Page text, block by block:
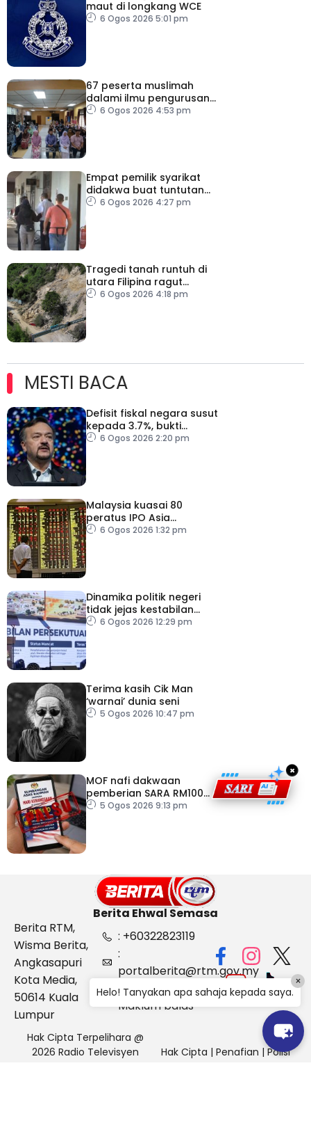
maut di longkang WCE
6 Ogos 2026 5:01 pm
67 peserta muslimah
dalami ilmu pengurusan
jenazah
6 Ogos 2026 4:53 pm
Empat pemilik syarikat
didakwa buat tuntutan
palsu PERKESO
6 Ogos 2026 4:27 pm
Tragedi tanah runtuh di
utara Filipina ragut
empat nyawa
6 Ogos 2026 4:18 pm
MESTI BACA
Defisit fiskal negara susut
kepada 3.7%, bukti
keyakinan pelabur masih
6 Ogos 2026 2:20 pm
Malaysia kuasai 80
peratus IPO Asia
Tenggara, kumpul AS$1.4
6 Ogos 2026 1:32 pm
Dinamika politik negeri
tidak jejas kestabilan
Kerajaan Perpaduan
6 Ogos 2026 12:29 pm
Terima kasih Cik Man
‘warnai’ dunia seni
5 Ogos 2026 10:47 pm
MOF nafi dakwaan
pemberian SARA RM100
sempena Hari
5 Ogos 2026 9:13 pm
×
Berita Ehwal Semasa
Berita RTM,
Wisma Berita,
Angkasapuri
Kota Media,
50614 Kuala
Lumpur
: +60322823119
:
portalberita@rtm.gov.my
: Aduan &
Maklum balas
Hak Cipta Terpelihara @
2026 Radio Televisyen
Hak Cipta | Penafian | Polisi
Helo! Tanyakan apa sahaja kepada saya.
×